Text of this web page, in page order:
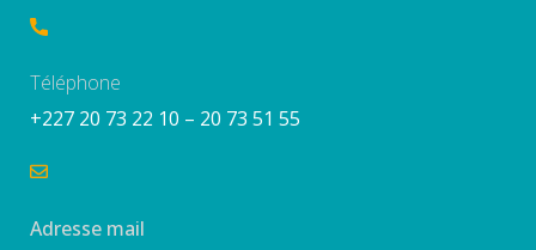
Téléphone
+227 20 73 22 10 – 20 73 51 55
Adresse mail